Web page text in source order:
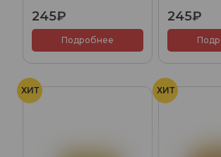
245₽
Подробнее
245₽
ХИТ ХИТ